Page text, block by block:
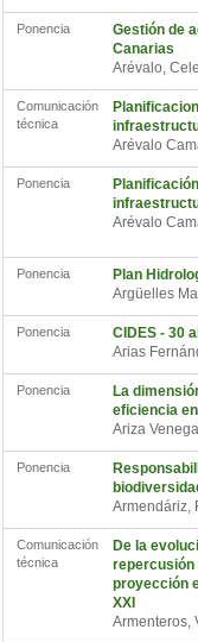
Ponencia
Gestión de
Canarias
Arévalo,
Comunicación
técnica
Arévalo
Ponencia
Arévalo
Ponencia
Plan
Argüelles
Ponencia
CIDES - 30
Arias
Ponencia
La
eficiencia
Ariza
Ponencia
Armendáriz,
Comunicación
técnica
De la
repercusión
proyección
XXI
Armenteros,